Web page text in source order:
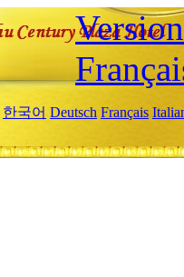
한국어 Deutsch Français